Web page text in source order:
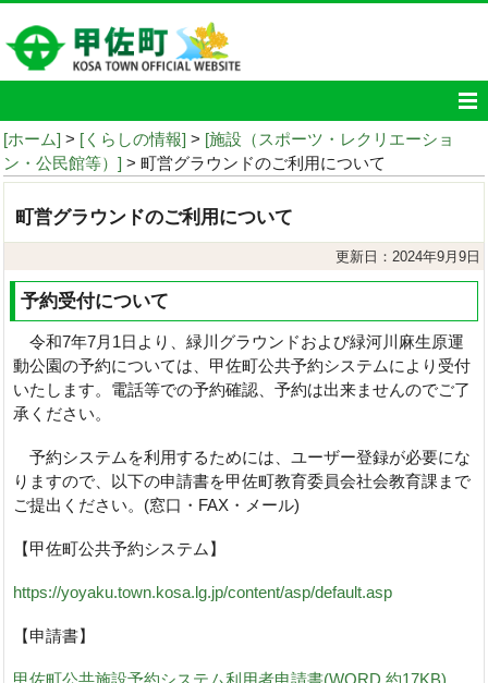
[ホーム] > [くらしの情報] > [施設（スポーツ・レクリエーショ
ン・公民館等）] > 町営グラウンドのご利用について
町営グラウンドのご利用について
更新日：2024年9月9日
予約受付について
令和7年7月1日より、緑川グラウンドおよび緑河川麻生原運
動公園の予約については、甲佐町公共予約システムにより受付
いたします。電話等での予約確認、予約は出来ませんのでご了
承ください。
予約システムを利用するためには、ユーザー登録が必要にな
りますので、以下の申請書を甲佐町教育委員会社会教育課まで
ご提出ください。(窓口・FAX・メール)
【甲佐町公共予約システム】
https://yoyaku.town.kosa.lg.jp/content/asp/default.asp
【申請書】
甲佐町公共施設予約システム利用者申請書(WORD 約17KB)